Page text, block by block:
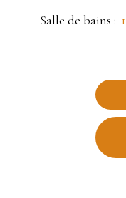
Salle de bains : 1